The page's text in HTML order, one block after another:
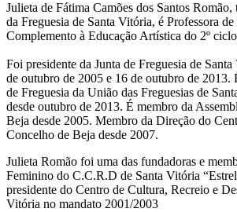
Julieta de Fátima Camões dos Santos Romão,
da Freguesia de Santa Vitória, é Professora
Complemento à Educação Artística do 2º
Foi presidente da Junta de Freguesia de
de outubro de 2005 e 16 de outubro de 2013.
de Freguesia da União das Freguesias de
desde outubro de 2013. É membro da
Beja desde 2005. Membro da Direção do
Concelho de Beja desde 2007.
Julieta Romão foi uma das fundadoras e
Feminino do C.C.R.D de Santa Vitória
presidente do Centro de Cultura, Recreio e
Vitória no mandato 2001/2003